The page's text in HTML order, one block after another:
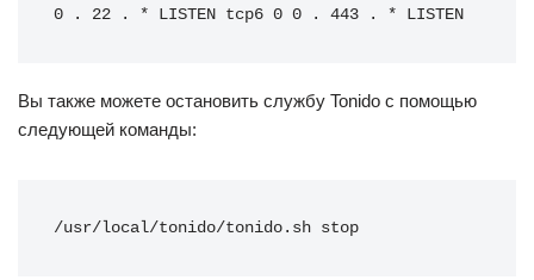
0 . 22 . * LISTEN tcp6 0 0 . 443 . * LISTEN
Вы также можете остановить службу Tonido с помощью
следующей команды:
/usr/local/tonido/tonido.sh stop